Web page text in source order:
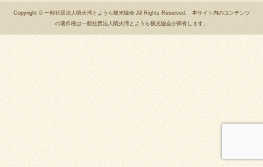
Copyright © 一般社団法人噴火湾とようら観光協会 All Rights Reserved. 本サイト内のコンテンツ
の著作権は一般社団法人噴火湾とようら観光協会が保有します。